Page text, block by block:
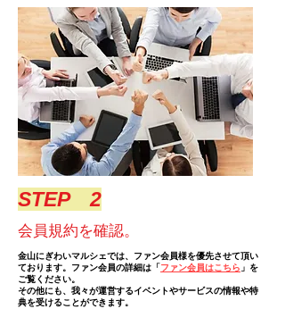
​STEP 2
会員規約を確認。
金山にぎわいマルシェでは、ファン会員様を優先させて頂い
ております。ファン会員の詳細は「ファン会員はこちら 」を
ご覧ください。
その他にも、我々が運営するイベントやサービスの情報や特
典を受けることができます。